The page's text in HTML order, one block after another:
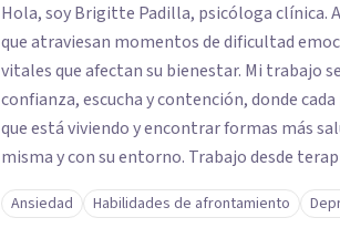
Hola, soy Brigitte Padilla, psicóloga clínica.
que atraviesan momentos de dificultad
vitales que afectan su bienestar. Mi trabajo
confianza, escucha y contención, donde
que está viviendo y encontrar formas más
misma y con su entorno. Trabajo desde
enfoques basados en evidencia, adaptando el
particulares de cada paciente.
Ansiedad Habilidades de afrontamiento